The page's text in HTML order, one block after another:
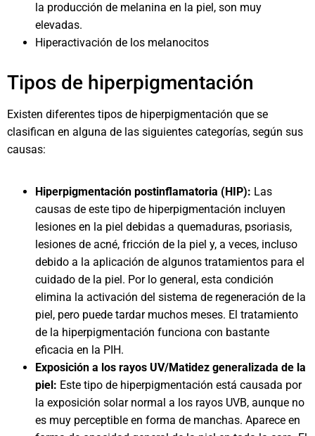
la producción de melanina en la piel, son muy
elevadas.
Hiperactivación de los melanocitos
Tipos de hiperpigmentación
Existen diferentes tipos de hiperpigmentación que se
clasifican en alguna de las siguientes categorías, según sus
causas:
Hiperpigmentación postinflamatoria (HIP): Las
causas de este tipo de hiperpigmentación incluyen
lesiones en la piel debidas a quemaduras, psoriasis,
lesiones de acné, fricción de la piel y, a veces, incluso
debido a la aplicación de algunos tratamientos para el
cuidado de la piel. Por lo general, esta condición
elimina la activación del sistema de regeneración de la
piel, pero puede tardar muchos meses. El tratamiento
de la hiperpigmentación funciona con bastante
eficacia en la PIH.
Exposición a los rayos UV/Matidez generalizada de la
piel: Este tipo de hiperpigmentación está causada por
la exposición solar normal a los rayos UVB, aunque no
es muy perceptible en forma de manchas. Aparece en